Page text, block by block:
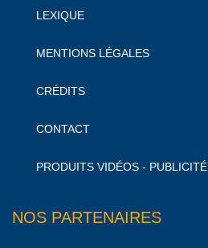
LEXIQUE
MENTIONS LÉGALES
CRÉDITS
CONTACT
PRODUITS VIDÉOS - PUBLICITÉ
NOS PARTENAIRES